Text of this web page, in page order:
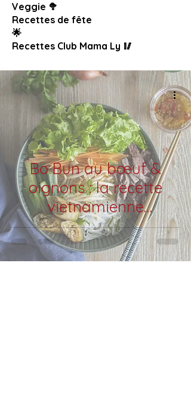
Veggie 🥦
Recettes de fête
🌟
Recettes Club Mama Ly 🥢
Bo Bun au bœuf &
oignons : la recette
vietnamienne
équilibrée et
gourmande